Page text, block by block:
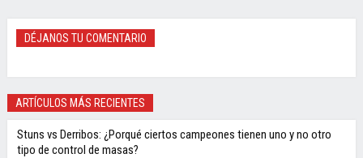
DÉJANOS TU COMENTARIO
ARTÍCULOS MÁS RECIENTES
Stuns vs Derribos: ¿Porqué ciertos campeones tienen uno y no otro
tipo de control de masas?